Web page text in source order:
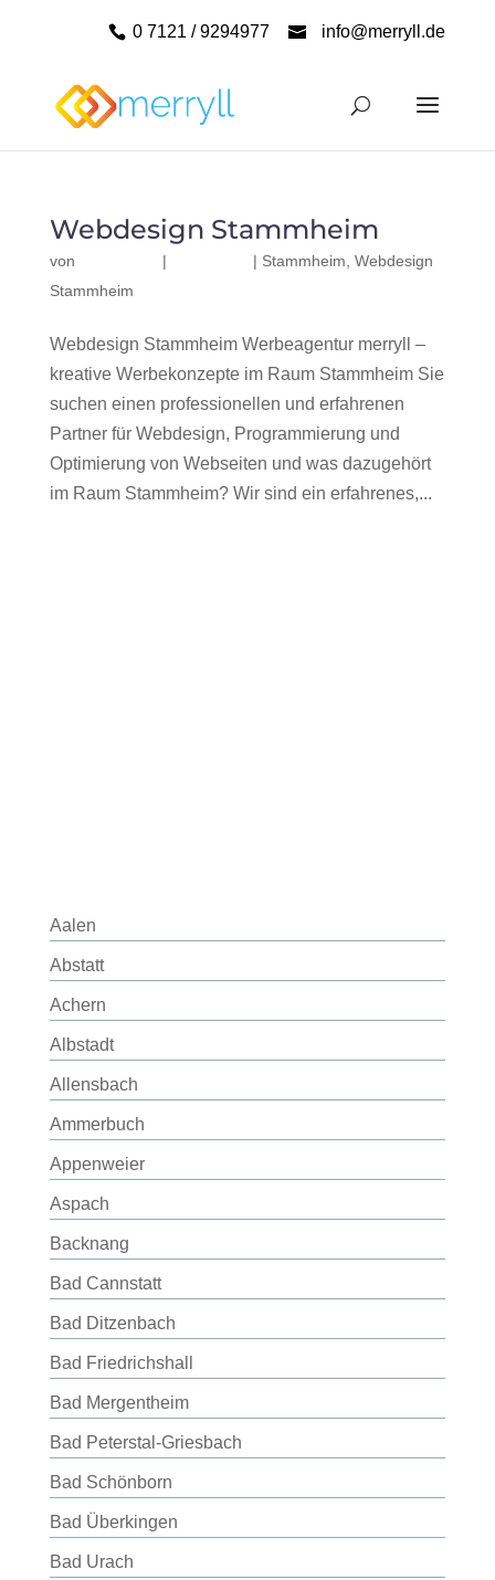
0 7121 / 9294977 info@merryll.de
Webdesign Stammheim
von | | Stammheim Webdesign
Stammheim
Webdesign Stammheim Werbeagentur merryll –
kreative Werbekonzepte im Raum Stammheim Sie
suchen einen professionellen und erfahrenen
Partner für Webdesign, Programmierung und
Optimierung von Webseiten und was dazugehört
im Raum Stammheim? Wir sind ein erfahrenes,...
Aalen
Abstatt
Achern
Albstadt
Allensbach
Ammerbuch
Appenweier
Aspach
Backnang
Bad Cannstatt
Bad Ditzenbach
Bad Friedrichshall
Bad Mergentheim
Bad Peterstal-Griesbach
Bad Schönborn
Bad Überkingen
Bad Urach